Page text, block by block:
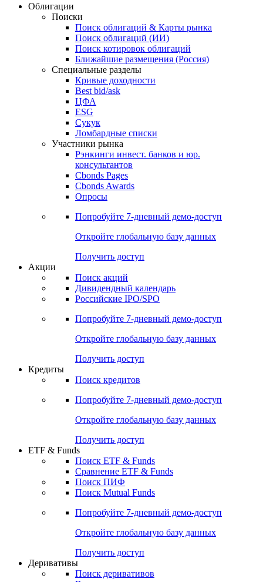
Облигации
Поиски
Поиск облигаций & Карты рынка
Поиск облигаций (ИИ)
Поиск котировок облигаций
Ближайшие размещения (Россия)
Специальные разделы
Кривые доходности
Best bid/ask
ЦФА
ESG
Сукук
Ломбардные списки
Участники рынка
Рэнкинги инвест. банков и юр.
консультантов
Cbonds Pages
Cbonds Awards
Опросы
Попробуйте 7-дневный демо-доступ
Откройте глобальную базу данных
Получить доступ
Акции
Поиск акций
Дивидендный календарь
Российские IPO/SPO
Попробуйте 7-дневный демо-доступ
Откройте глобальную базу данных
Получить доступ
Кредиты
Поиск кредитов
Попробуйте 7-дневный демо-доступ
Откройте глобальную базу данных
Получить доступ
ETF & Funds
Поиск ETF & Funds
Сравнение ETF & Funds
Поиск ПИФ
Поиск Mutual Funds
Попробуйте 7-дневный демо-доступ
Откройте глобальную базу данных
Получить доступ
Деривативы
Поиск деривативов